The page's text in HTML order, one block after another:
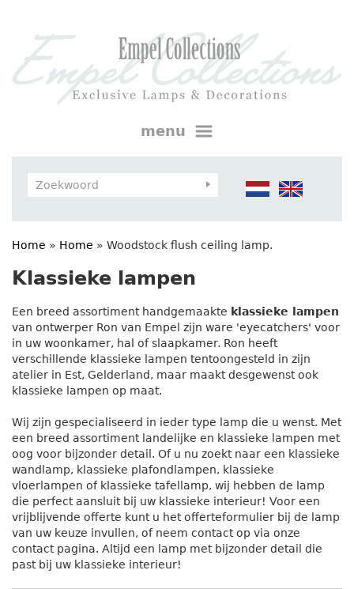
menu
Home » Home » Woodstock flush ceiling lamp.
Klassieke lampen
Een breed assortiment handgemaakte klassieke lampen
van ontwerper Ron van Empel zijn ware 'eyecatchers' voor
in uw woonkamer, hal of slaapkamer. Ron heeft
verschillende klassieke lampen tentoongesteld in zijn
atelier in Est, Gelderland, maar maakt desgewenst ook
klassieke lampen op maat.
Wij zijn gespecialiseerd in ieder type lamp die u wenst. Met
een breed assortiment landelijke en klassieke lampen met
oog voor bijzonder detail. Of u nu zoekt naar een klassieke
wandlamp, klassieke plafondlampen, klassieke
vloerlampen of klassieke tafellamp, wij hebben de lamp
die perfect aansluit bij uw klassieke interieur! Voor een
vrijblijvende offerte kunt u het offerteformulier bij de lamp
van uw keuze invullen, of neem contact op via onze
contact pagina. Altijd een lamp met bijzonder detail die
past bij uw klassieke interieur!